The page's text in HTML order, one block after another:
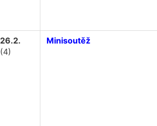
26.2.
(4)
Minisoutěž